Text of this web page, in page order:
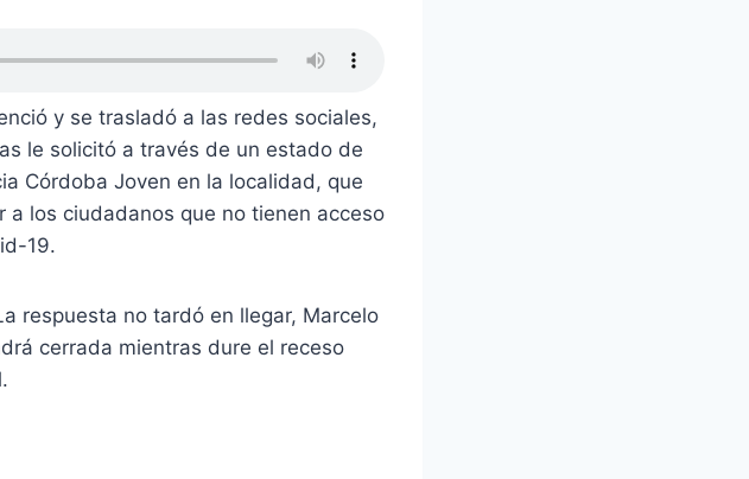
y se trasladó a las redes sociales,
le solicitó a través de un estado de
Córdoba Joven en la localidad, que
los ciudadanos que no tienen acceso
19.
respuesta no tardó en llegar, Marcelo
cerrada mientras dure el receso